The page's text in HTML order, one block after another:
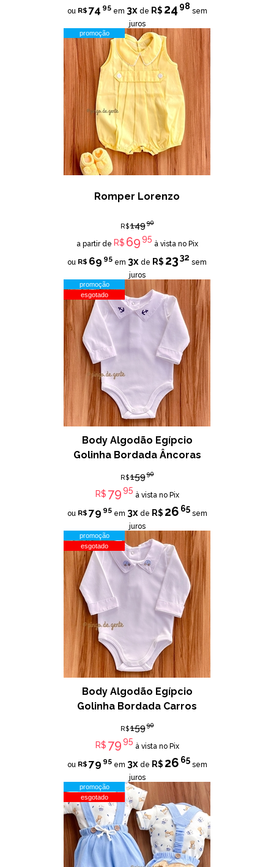
ou R$ 74 95em 3xde R$ 24 98
sem
juros
promoção
Romper Lorenzo
R$14990
a partir de R$ 6995
à vista no Pix
ou R$ 69 95 em 3x de R$ 2332
sem
juros
promoção
esgotado
Body Algodão Egípcio
Golinha Bordada Âncoras
R$15990
R$ 7995
à vista no Pix
ou R$ 79 95em 3xde R$ 26 65
sem
juros
promoção
esgotado
Body Algodão Egípcio
Golinha Bordada Carros
R$15990
R$ 7995
à vista no Pix
ou R$ 79 95em 3xde R$ 26 65
sem
juros
promoção
esgotado